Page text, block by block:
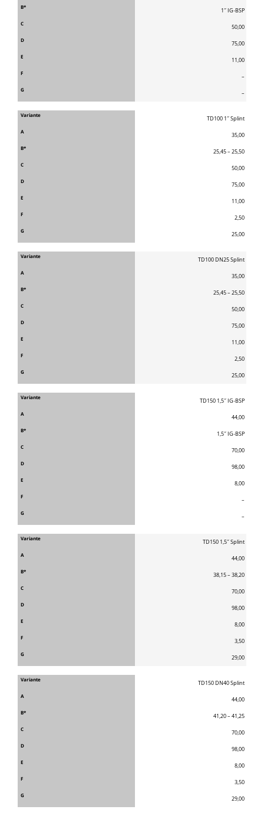
1″ IG-BSP
50,00
75,00
11,00
–
–
TD100 1″ Splint
35,00
25,45 – 25,50
50,00
75,00
11,00
2,50
25,00
TD100 DN25 Splint
35,00
25,45 – 25,50
50,00
75,00
11,00
2,50
25,00
TD150 1,5″ IG-BSP
44,00
1,5″ IG-BSP
70,00
98,00
8,00
–
–
TD150 1,5″ Splint
44,00
38,15 – 38,20
70,00
98,00
8,00
3,50
29,00
TD150 DN40 Splint
44,00
41,20 – 41,25
70,00
98,00
8,00
3,50
29,00